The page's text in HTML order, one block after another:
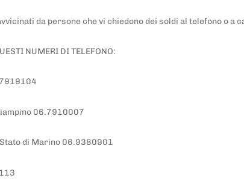
da persone che vi chiedono dei soldi al telefono o a
NUMERI DI TELEFONO:
06.7910007
di Marino 06.9380901